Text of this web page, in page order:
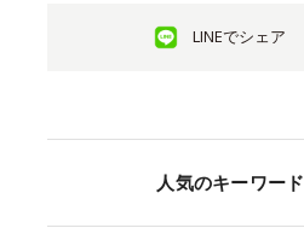
LINEでシェア
人気のキーワード